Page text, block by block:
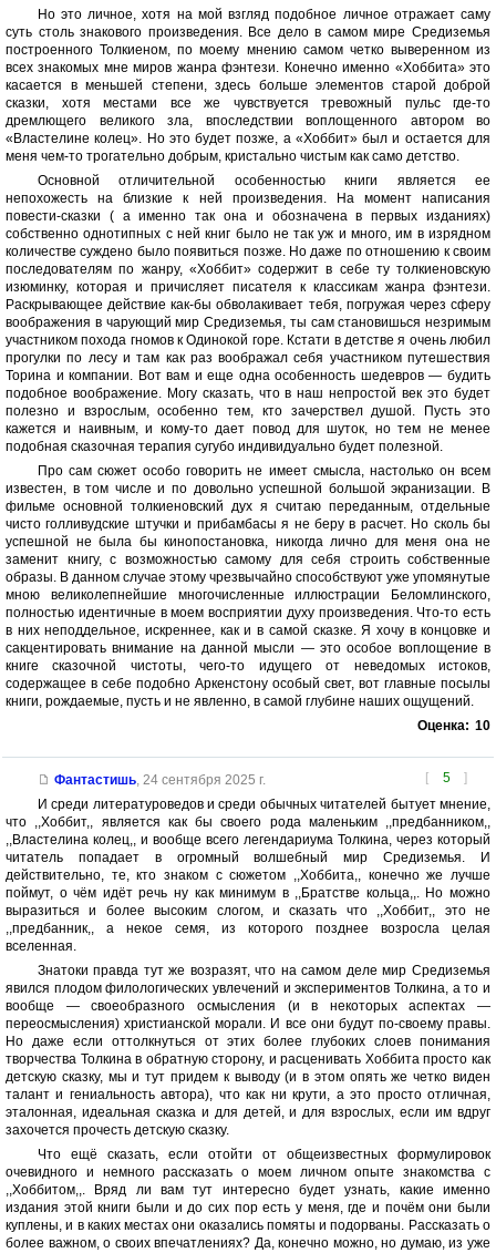
Но это личное, хотя на мой взгляд подобное личное отражает саму
суть столь знакового произведения. Все дело в самом мире Средиземья
построенного Толкиеном, по моему мнению самом четко выверенном из
всех знакомых мне миров жанра фэнтези. Конечно именно «Хоббита» это
касается в меньшей степени, здесь больше элементов старой доброй
сказки, хотя местами все же чувствуется тревожный пульс где-то
дремлющего великого зла, впоследствии воплощенного автором во
«Властелине колец». Но это будет позже, а «Хоббит» был и остается для
меня чем-то трогательно добрым, кристально чистым как само детство.
Основной отличительной особенностью книги является ее
непохожесть на близкие к ней произведения. На момент написания
повести-сказки ( а именно так она и обозначена в первых изданиях)
собственно однотипных с ней книг было не так уж и много, им в изрядном
количестве суждено было появиться позже. Но даже по отношению к своим
последователям по жанру, «Хоббит» содержит в себе ту толкиеновскую
изюминку, которая и причисляет писателя к классикам жанра фэнтези.
Раскрывающее действие как-бы обволакивает тебя, погружая через сферу
воображения в чарующий мир Средиземья, ты сам становишься незримым
участником похода гномов к Одинокой горе. Кстати в детстве я очень любил
прогулки по лесу и там как раз воображал себя участником путешествия
Торина и компании. Вот вам и еще одна особенность шедевров — будить
подобное воображение. Могу сказать, что в наш непростой век это будет
полезно и взрослым, особенно тем, кто зачерствел душой. Пусть это
кажется и наивным, и кому-то дает повод для шуток, но тем не менее
подобная сказочная терапия сугубо индивидуально будет полезной.
Про сам сюжет особо говорить не имеет смысла, настолько он всем
известен, в том числе и по довольно успешной большой экранизации. В
фильме основной толкиеновский дух я считаю переданным, отдельные
чисто голливудские штучки и прибамбасы я не беру в расчет. Но сколь бы
успешной не была бы кинопостановка, никогда лично для меня она не
заменит книгу, с возможностью самому для себя строить собственные
образы. В данном случае этому чрезвычайно способствуют уже упомянутые
мною великолепнейшие многочисленные иллюстрации Беломлинского,
полностью идентичные в моем восприятии духу произведения. Что-то есть
в них неподдельное, искреннее, как и в самой сказке. Я хочу в концовке и
сакцентировать внимание на данной мысли — это особое воплощение в
книге сказочной чистоты, чего-то идущего от неведомых истоков,
содержащее в себе подобно Аркенстону особый свет, вот главные посылы
книги, рождаемые, пусть и не явленно, в самой глубине наших ощущений.
Оценка: 10
[ 5 ]
Фантастишь, 24 сентября 2025 г.
И среди литературоведов и среди обычных читателей бытует мнение,
что ,,Хоббит,, является как бы своего рода маленьким ,,предбанником,,
,,Властелина колец,, и вообще всего легендариума Толкина, через который
читатель попадает в огромный волшебный мир Средиземья. И
действительно, те, кто знаком с сюжетом ,,Хоббита,, конечно же лучше
поймут, о чём идёт речь ну как минимум в ,,Братстве кольца,,. Но можно
выразиться и более высоким слогом, и сказать что ,,Хоббит,, это не
,,предбанник,, а некое семя, из которого позднее возросла целая
вселенная.
Знатоки правда тут же возразят, что на самом деле мир Средиземья
явился плодом филологических увлечений и экспериментов Толкина, а то и
вообще — своеобразного осмысления (и в некоторых аспектах —
переосмысления) христианской морали. И все они будут по-своему правы.
Но даже если оттолкнуться от этих более глубоких слоев понимания
творчества Толкина в обратную сторону, и расценивать Хоббита просто как
детскую сказку, мы и тут придем к выводу (и в этом опять же четко виден
талант и гениальность автора), что как ни крути, а это просто отличная,
эталонная, идеальная сказка и для детей, и для взрослых, если им вдруг
захочется прочесть детскую сказку.
Что ещё сказать, если отойти от общеизвестных формулировок
очевидного и немного рассказать о моем личном опыте знакомства с
,,Хоббитом,,. Вряд ли вам тут интересно будет узнать, какие именно
издания этой книги были и до сих пор есть у меня, где и почём они были
куплены, и в каких местах они оказались помяты и подорваны. Рассказать о
более важном, о своих впечатлениях? Да, конечно можно, но думаю, из уже